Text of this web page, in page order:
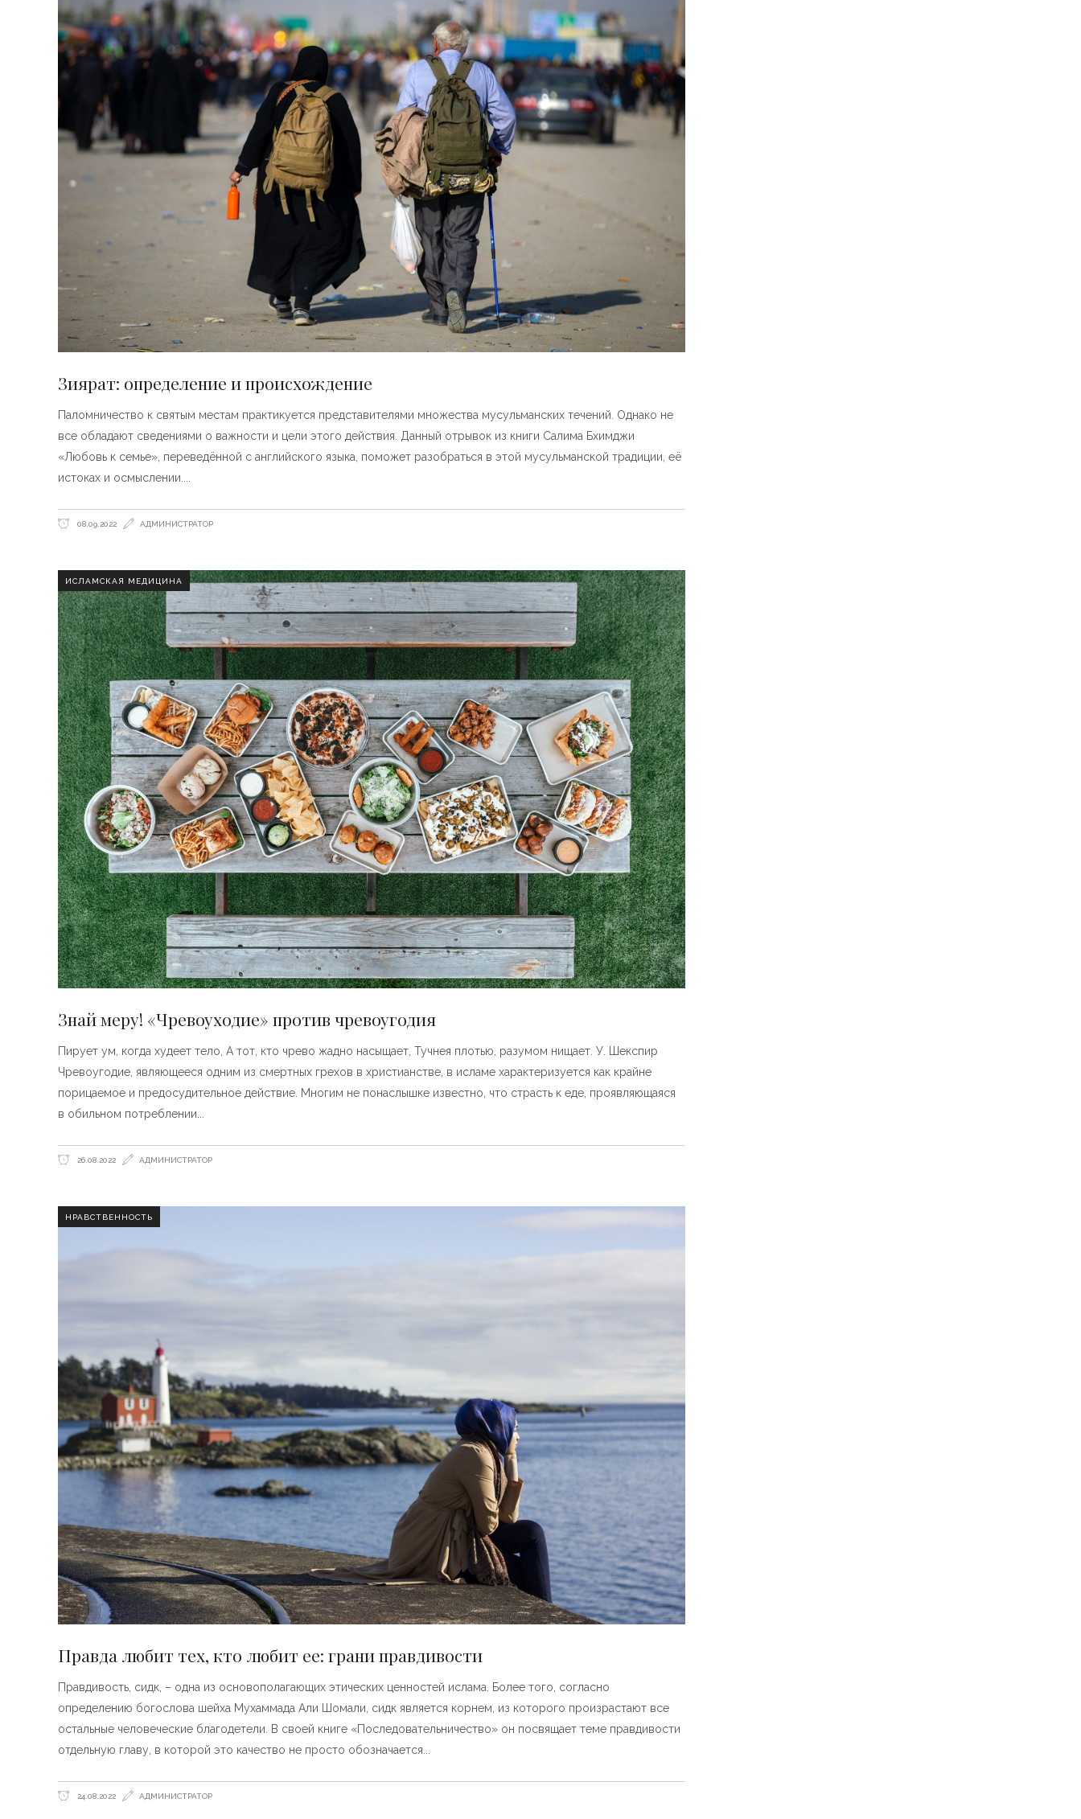
Зиярат: определение и происхождение
Паломничество к святым местам практикуется представителями множества мусульманских течений. Однако не
все обладают сведениями о важности и цели этого действия. Данный отрывок из книги Салима Бхимджи
«Любовь к семье», переведённой с английского языка, поможет разобраться в этой мусульманской традиции, её
истоках и осмыслении.
08.09.2022 АДМИНИСТРАТОР
ИСЛАМСКАЯ МЕДИЦИНА
Знай меру! «Чревоуходие» против чревоугодия
Пирует ум, когда худеет тело, А тот, кто чрево жадно насыщает, Тучнея плотью, разумом нищает. У. Шекспир
Чревоугодие, являющееся одним из смертных грехов в христианстве, в исламе характеризуется как крайне
порицаемое и предосудительное действие. Многим не понаслышке известно, что страсть к еде, проявляющаяся
в обильном потреблении
26.08.2022 АДМИНИСТРАТОР
НРАВСТВЕННОСТЬ
Правда любит тех, кто любит ее: грани правдивости
Правдивость, сидк, – одна из основополагающих этических ценностей ислама. Более того, согласно
определению богослова шейха Мухаммада Али Шомали, сидк является корнем, из которого произрастают все
остальные человеческие благодетели. В своей книге «Последовательничество» он посвящает теме правдивости
отдельную главу, в которой это качество не просто обозначается
24.08.2022 АДМИНИСТРАТОР